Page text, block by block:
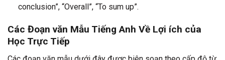
conclusion”, “Overall”, “To sum up”.
Các Đoạn văn Mẫu Tiếng Anh Về Lợi ích của
Học Trực Tiếp